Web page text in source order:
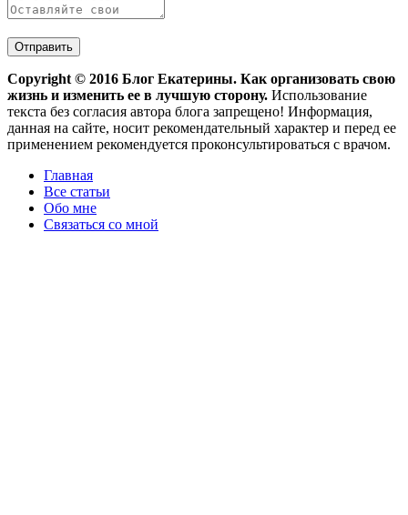
Copyright © 2016 Блог Екатерины. Как организовать свою
жизнь и изменить ее в лучшую сторону. Использование
текста без согласия автора блога запрещено! Информация,
данная на сайте, носит рекомендательный характер и перед ее
применением рекомендуется проконсультироваться с врачом.
Главная
Все статьи
Обо мне
Связаться со мной